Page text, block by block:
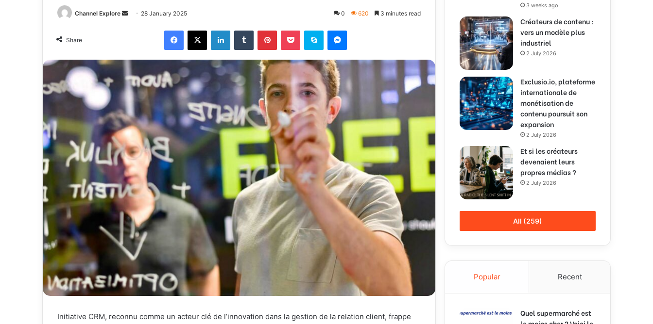
Channel Explore
a
i
l
28 January 2025 0 620 3 minutes read
Share
Initiative CRM, reconnu comme un acteur clé de l’innovation dans la gestion de la relation client, frappe
3 weeks ago
Créateurs de contenu :
vers un modèle plus
industriel
2 July 2026
Exclusio.io, plateforme
internationale de
monétisation de
contenu poursuit son
expansion
2 July 2026
Et si les créateurs
devenaient leurs
propres médias ?
2 July 2026
All (259)
Popular Recent
Quel supermarché est